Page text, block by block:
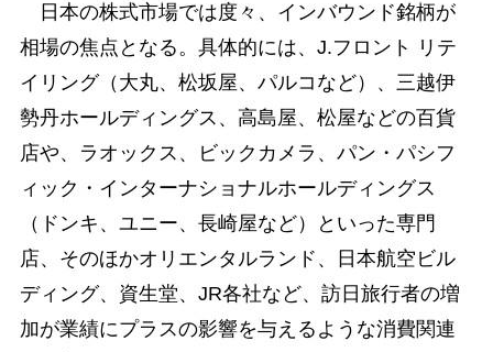
日本の株式市場では度々、インバウンド銘柄が
相場の焦点となる。具体的には、J.フロント リテ
イリング（大丸、松坂屋、パルコなど）、三越伊
勢丹ホールディングス、高島屋、松屋などの百貨
店や、ラオックス、ビックカメラ、パン・パシフ
ィック・インターナショナルホールディングス
（ドンキ、ユニー、長崎屋など）といった専門
店、そのほかオリエンタルランド、日本航空ビル
ディング、資生堂、JR各社など、訪日旅行者の増
加が業績にプラスの影響を与えるような消費関連